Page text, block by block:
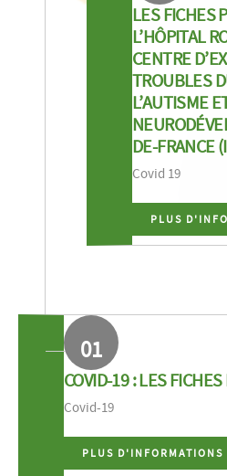
LES FICHES
L’HÔPITAL
CENTRE
TROUBLES
L’AUTISME
DE-FRANCE
Covid 19
PLUS
01
COVID-19 : LES
Covid-19
PLUS D'INFORMATIONS